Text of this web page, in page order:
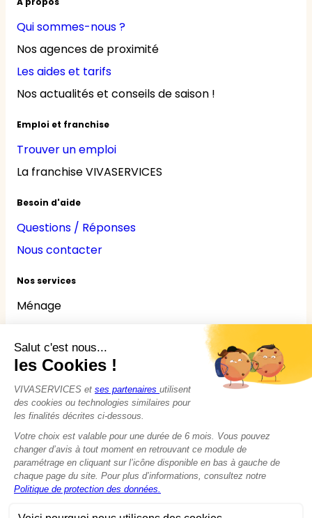
Qui sommes-nous ?
Nos agences de proximité
Les aides et tarifs
Nos actualités et conseils de saison !
Emploi et franchise
Trouver un emploi
La franchise VIVASERVICES
Besoin d'aide
Questions / Réponses
Nous contacter
Nos services
Ménage
Jardinage
Bricolage
Nounou
Seniors
Handicaps
© 2015 - 2026VIVASERVICES
Modifier vos préférences en matière de cookies